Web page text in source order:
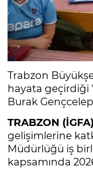
Trabzon
hayata geçirdiği
Burak
TRABZON
gelişimlerine
Müdürlüğü iş
kapsamında